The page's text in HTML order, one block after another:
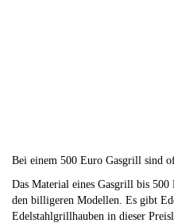
Bei einem 500 Euro Gasgrill sind
Das Material eines Gasgrill bis
den billigeren Modellen. Es gibt
Edelstahlgrillhauben in dieser